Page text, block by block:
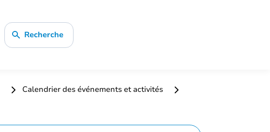
Recherche
Calendrier des événements et activités